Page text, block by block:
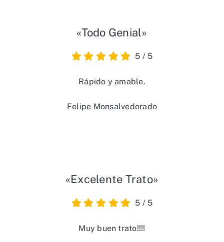
«Todo Genial»
5 / 5
Rápido y amable.
Felipe Monsalvedorado
«Excelente Trato»
5 / 5
Muy buen trato!!!!